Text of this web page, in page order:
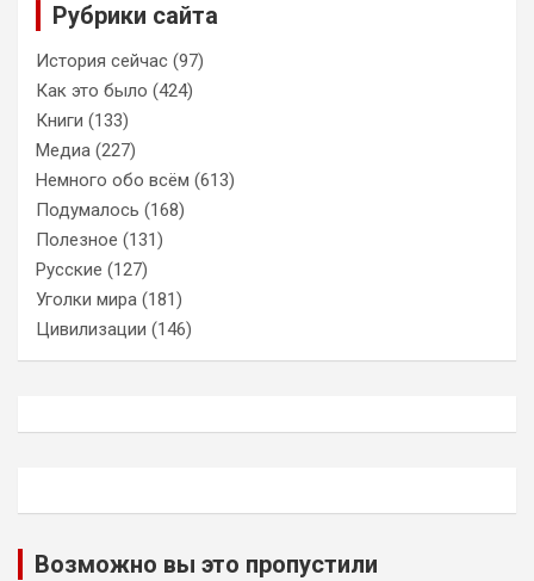
Рубрики сайта
История сейчас (97)
Как это было (424)
Книги (133)
Медиа (227)
Немного обо всём (613)
Подумалось (168)
Полезное (131)
Русские (127)
Уголки мира (181)
Цивилизации (146)
Возможно вы это пропустили